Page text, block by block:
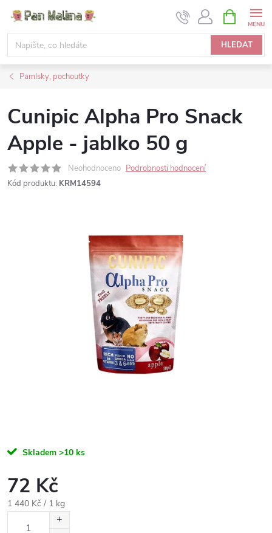
Přejít
obsah
HLEDAT
NÁKUPNÍ
KOŠÍK
Pamlsky, pochoutky
Cunipic Alpha Pro Snack
Apple - jablko 50 g
Neohodnoceno Podrobnosti hodnocení
Kód produktu: KRM14594
Skladem >10 ks
72 Kč
Měrná
1 440 Kč / 1 kg